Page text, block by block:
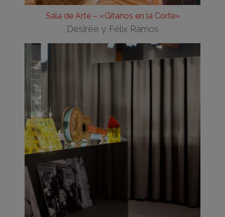
Sala de Arte – «Gitanos en la Corte»
Desirée y Félix Ramos